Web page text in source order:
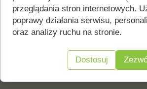
do Magurka.pl
przeglądania stron internetowych.
poprawy działania serwisu,
oraz analizy ruchu na stronie.
Dostosuj